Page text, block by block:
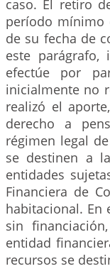
caso. El retiro
período mínimo
de su fecha de
este
efectúe por
inicialmente no
realizó el
derecho a
régimen legal
se destinen a
entidades
Financiera de
habitacional. En
sin
entidad
recursos se